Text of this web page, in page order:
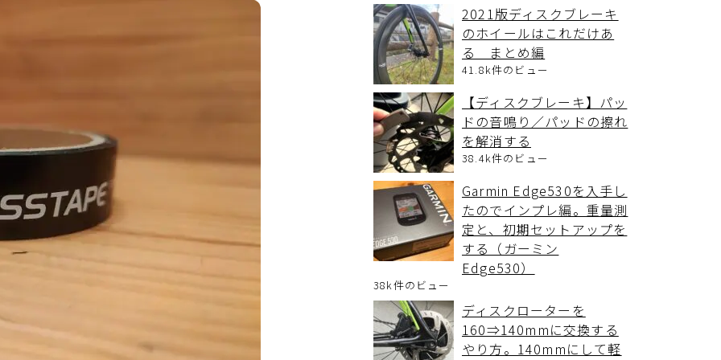
2021版ディスクブレーキ
のホイールはこれだけあ
る まとめ編
41.8k件のビュー
【ディスクブレーキ】パッ
ドの音鳴り／パッドの擦れ
を解消する
38.4k件のビュー
Garmin Edge530を入手し
たのでインプレ編。重量測
定と、初期セットアップを
する（ガーミン
Edge530）
38k件のビュー
ディスクローターを
160⇒140mmに交換する
やり方。140mmにして軽